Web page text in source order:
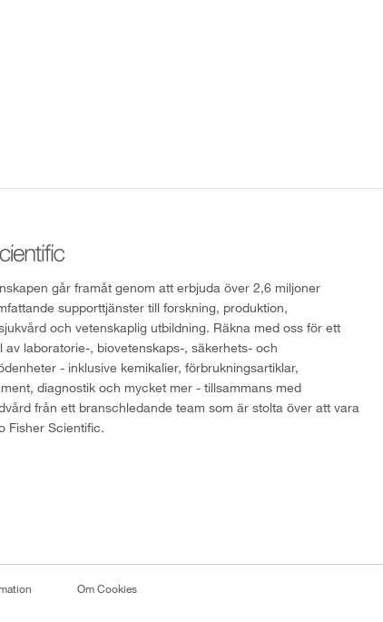
går framåt genom att erbjuda över 2,6 miljoner
supporttjänster till forskning, produktion,
och vetenskaplig utbildning. Räkna med oss för ett
av laboratorie-, biovetenskaps-, säkerhets- och
- inklusive kemikalier, förbrukningsartiklar,
diagnostik och mycket mer - tillsammans med
från ett branschledande team som är stolta över att vara
Fisher Scientific.
Om Cookies